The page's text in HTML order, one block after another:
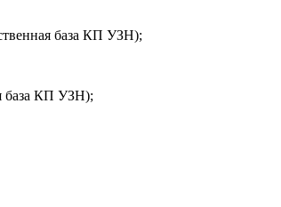
база КП УЗН);
база КП УЗН);